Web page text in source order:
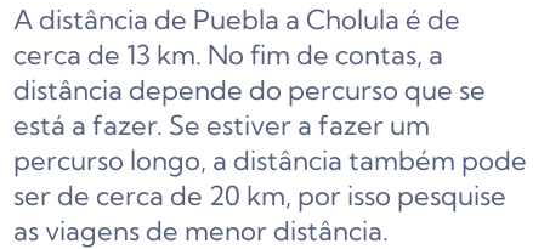
A distância de Puebla a Cholula é de
cerca de 13 km. No fim de contas, a
distância depende do percurso que se
está a fazer. Se estiver a fazer um
percurso longo, a distância também pode
ser de cerca de 20 km, por isso pesquise
as viagens de menor distância.